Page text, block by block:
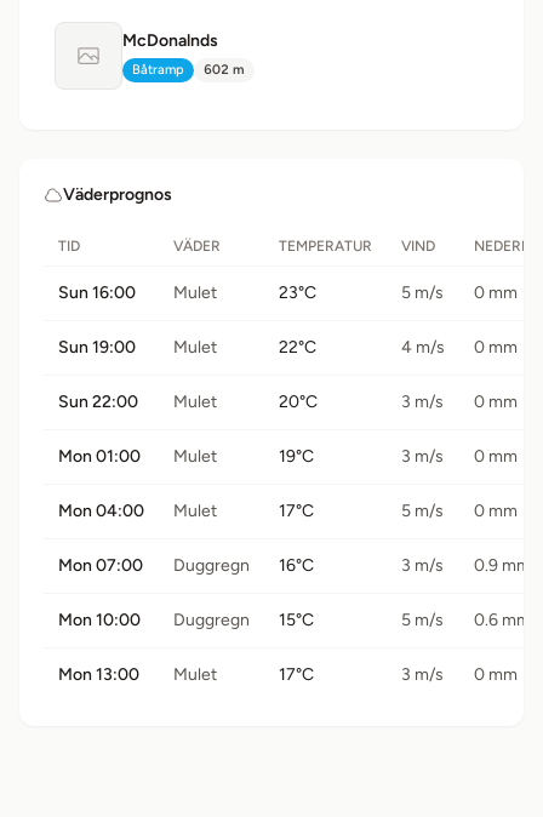
Ingen bild tillgänglig
McDonalnds
Typ:
Båtramp Avstånd:
602 m
Väderprognos
TID VÄDER TEMPERATUR VIND
Sun 16:00 Mulet 23°C 5 m/s 0 mm
Sun 19:00 Mulet 22°C 4 m/s 0 mm
Sun 22:00 Mulet 20°C 3 m/s 0 mm
Mon 01:00 Mulet 19°C 3 m/s 0 mm
Mon 04:00 Mulet 17°C 5 m/s 0 mm
Mon 07:00 Duggregn 16°C 3 m/s 0.9 mm
Mon 10:00 Duggregn 15°C 5 m/s 0.6 mm
Mon 13:00 Mulet 17°C 3 m/s 0 mm